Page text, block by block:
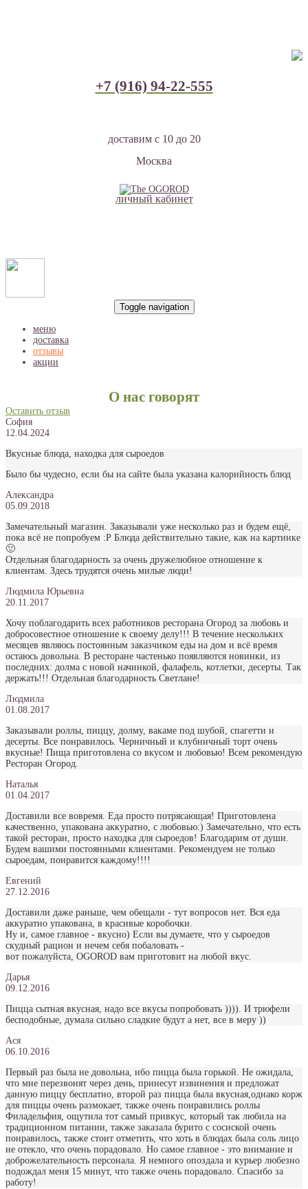
+7 (916) 94-22-555
доставим с 10 до 20
Москва
личный кабинет
Toggle navigation
меню
доставка
отзывы
акции
О нас говорят
Оставить отзыв
София
12.04.2024
Вкусные блюда, находка для сыроедов
Было бы чудесно, если бы на сайте была указана калорийность блюд
Александра
05.09.2018
Замечательный магазин. Заказывали уже несколько раз и будем ещё,
пока всё не попробуем :Р Блюда действительно такие, как на картинке
🙂
Отдельная благодарность за очень дружелюбное отношение к
клиентам. Здесь трудятся очень милые люди!
Людмила Юрьевна
20.11.2017
Хочу поблагодарить всех работников ресторана Огород за любовь и
добросовестное отношение к своему делу!!! В течение нескольких
месяцев являюсь постоянным заказчиком еды на дом и всё время
остаюсь довольна. В ресторане частенько появляются новинки, из
последних: долма с новой начинкой, фалафель, котлетки, десерты. Так
держать!!! Отдельная благодарность Светлане!
Людмила
01.08.2017
Заказывали роллы, пиццу, долму, вакаме под шубой, спагетти и
десерты. Все понравилось. Черничный и клубничный торт очень
вкусные! Пища приготовлена со вкусом и любовью! Всем рекомендую
Ресторан Огород.
Наталья
01.04.2017
Доставили все вовремя. Еда просто потрясающая! Приготовлена
качественно, упакована аккуратно, с любовью:) Замечательно, что есть
такой ресторан, просто находка для сыроедов! Благодарим от души.
Будем вашими постоянными клиентами. Рекомендуем не только
сыроедам, понравится каждому!!!!
Евгений
27.12.2016
Доставили даже раньше, чем обещали - тут вопросов нет. Вся еда
аккуратно упакована, в красивые коробочки.
Ну и, самое главное - вкусно) Если вы думаете, что у сыроедов
скудный рацион и нечем себя побаловать -
вот пожалуйста, OGOROD вам приготовит на любой вкус.
Дарья
09.12.2016
Пицца сытная вкусная, надо все вкусы попробовать )))). И трюфели
бесподобные, думала сильно сладкие будут а нет, все в меру ))
Ася
06.10.2016
Первый раз была не довольна, ибо пицца была горькой. Не ожидала,
что мне перезвонят через день, принесут извинения и предложат
данную пиццу бесплатно, второй раз пицца была вкусная,однако корж
для пиццы очень размокает, также очень понравились роллы
Филадельфия, ощутила тот самый привкус, который так любила на
традиционном питании, также заказала бурито с сосиской очень
понравилось, также стоит отметить, что хоть в блюдах была соль лицо
не отекло, что очень порадовало. Но самое главное - это внимание и
доброжелательность персонала. Я немного опоздала и курьер любезно
подождал меня 15 минут, что также очень порадовало. Спасибо за
работу!